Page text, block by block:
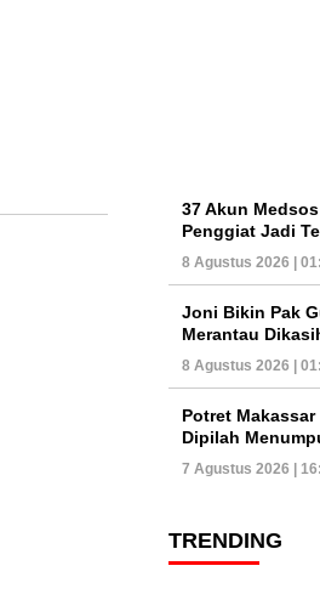
37 Akun
Penggiat Jadi
8 Agustus 2026 |
Joni Bikin Pak
Merantau
8 Agustus 2026 |
Potret Makassar
Dipilah
7 Agustus 2026 |
TRENDING